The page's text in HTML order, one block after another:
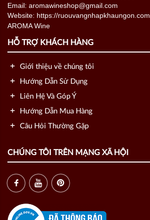
Email: aromawineshop@gmail.com
Website: https://ruouvangnhapkhaungon.com
HỖ TRỢ KHÁCH HÀNG
Giới thiệu về chúng tôi
Hướng Dẫn Sử Dụng
Liên Hệ Và Góp Ý
Hướng Dẫn Mua Hàng
Câu Hỏi Thường Gặp
CHÚNG TÔI TRÊN MẠNG XÃ HỘI